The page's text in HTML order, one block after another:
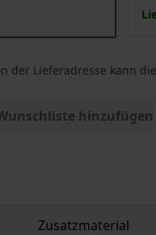
der Lieferadresse kann
hinzufügen
Zusatzmaterial